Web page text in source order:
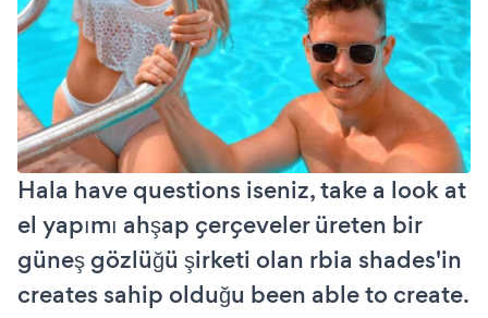
Hala have questions iseniz, take a look at
el yapımı ahşap çerçeveler üreten bir
güneş gözlüğü şirketi olan rbia shades'in
creates sahip olduğu been able to create.